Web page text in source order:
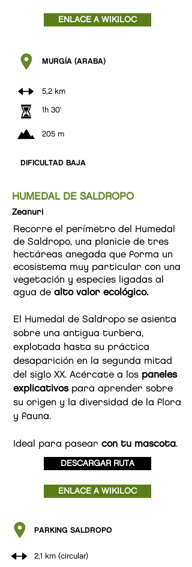
ENLACE A WIKILOC
MURGÍA (ARABA)
5,2 km
1h 30'
205 m
DIFICULTAD BAJA
HUMEDAL DE SALDROPO
Zeanuri
Recorre el perímetro del Humedal
de Saldropo, una planicie de tres
hectáreas anegada que forma un
ecosistema muy particular con una
vegetación y especies ligadas al
agua de alto valor ecológico.
El Humedal de Saldropo se asienta
sobre una antigua turbera,
explotada hasta su práctica
desaparición en la segunda mitad
del siglo XX. Acércate a los paneles
explicativospara aprender sobre
su origen y la diversidad de la flora
y fauna.
Ideal para pasear con tu mascota.
DESCARGAR RUTA
ENLACE A WIKILOC
PARKING SALDROPO
2,1 km (circular)